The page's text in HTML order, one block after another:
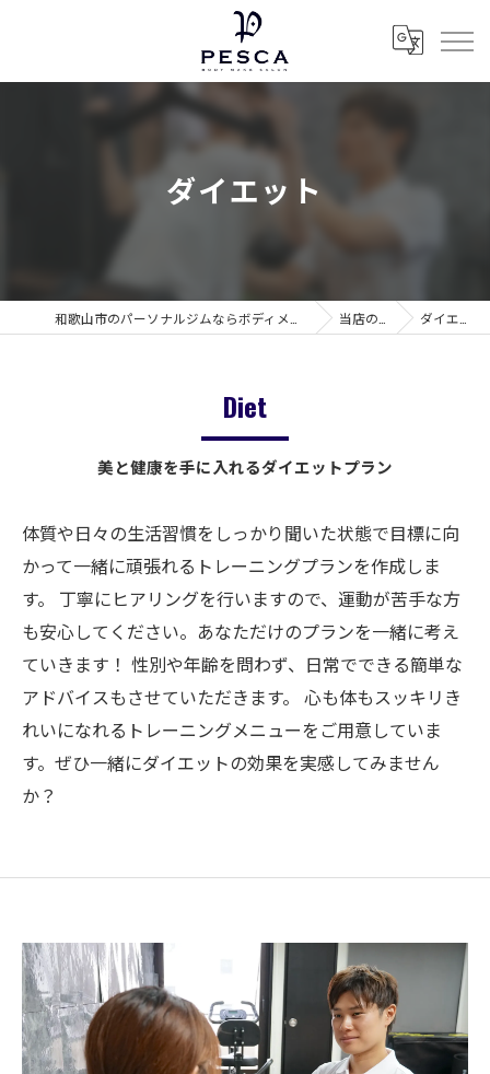
ダイエット
当店の特徴 ダイエット
美と健康を手に入れるダイエットプラン
Diet
体質や日々の生活習慣をしっかり聞いた状態で目標に向
かって一緒に頑張れるトレーニングプランを作成しま
す。 丁寧にヒアリングを行いますので、運動が苦手な方
も安心してください。あなただけのプランを一緒に考え
ていきます！ 性別や年齢を問わず、日常でできる簡単な
アドバイスもさせていただきます。 心も体もスッキリき
れいになれるトレーニングメニューをご用意していま
す。ぜひ一緒にダイエットの効果を実感してみません
か？